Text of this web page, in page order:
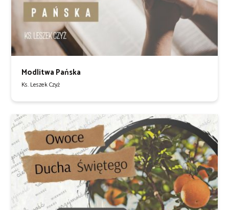
Modlitwa Pańska
Ks. Leszek Czyż